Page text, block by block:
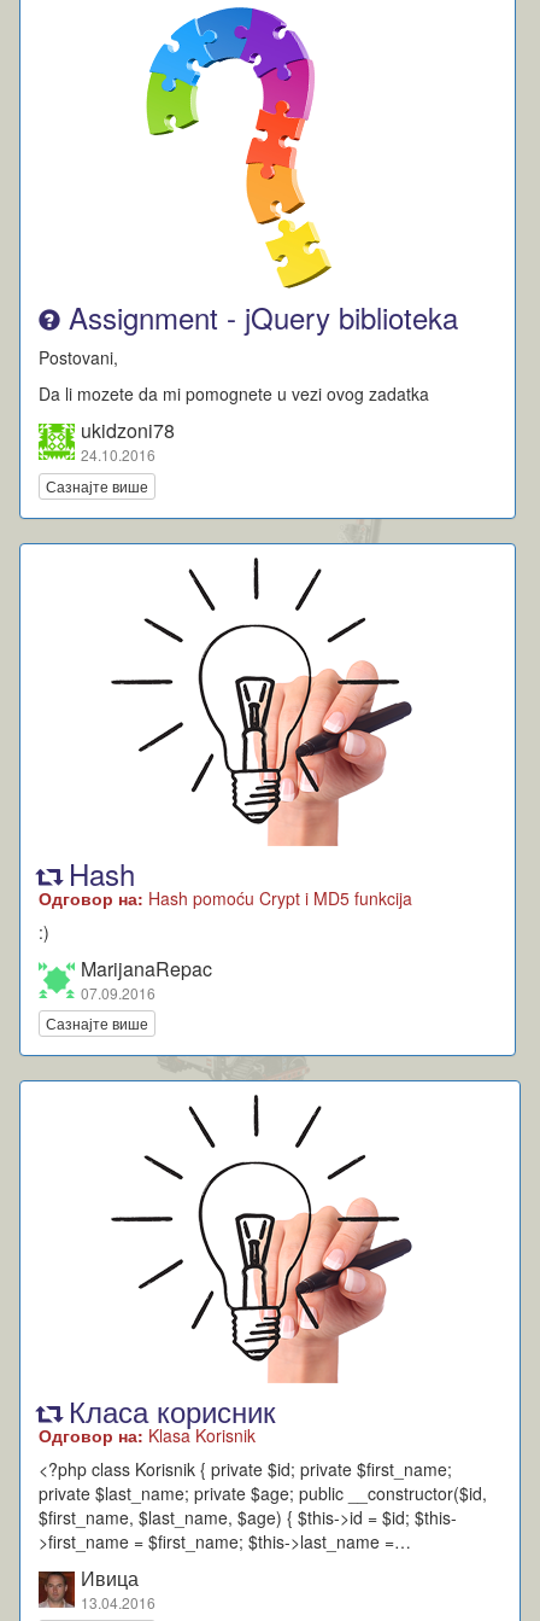
Assignment - jQuery biblioteka
Postovani,
Da li mozete da mi pomognete u vezi ovog zadatka
ukidzoni78
24.10.2016
Сазнајте више
Hash
Одговор на: Hash pomoću Crypt i MD5 funkcija
:)
MarijanaRepac
07.09.2016
Сазнајте више
Класа корисник
Одговор на: Klasa Korisnik
<?php class Korisnik { private $id; private $first_name;
private $last_name; private $age; public __constructor($id,
$first_name, $last_name, $age) { $this->id = $id; $this-
>first_name = $first_name; $this->last_name =…
Ивица
13.04.2016